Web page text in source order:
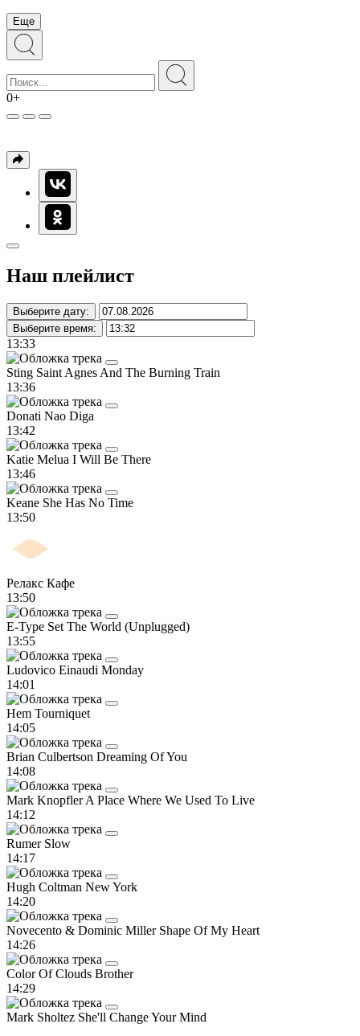
Еще
0+
Наш плейлист
Выберите дату:
Выберите время:
13:33
Sting Saint Agnes And The Burning Train
13:36
Donati Nao Diga
13:42
Katie Melua I Will Be There
13:46
Keane She Has No Time
13:50
Релакс Кафе
13:50
E-Type Set The World (Unplugged)
13:55
Ludovico Einaudi Monday
14:01
Hem Tourniquet
14:05
Brian Culbertson Dreaming Of You
14:08
Mark KnopflerA Place Where We Used To Live
14:12
Rumer Slow
14:17
Hugh Coltman New York
14:20
Novecento & Dominic Miller Shape Of My Heart
14:26
Color Of Clouds Brother
14:29
Mark Sholtez She'll Change Your Mind